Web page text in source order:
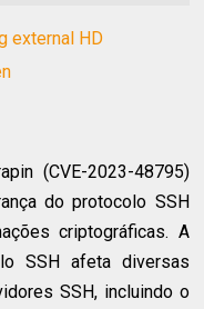
external HD
(CVE-2023-48795)
do protocolo SSH
criptográficas. A
SSH afeta diversas
SSH, incluindo o